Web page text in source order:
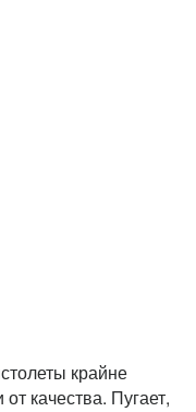
крайне
качества. Пугает,